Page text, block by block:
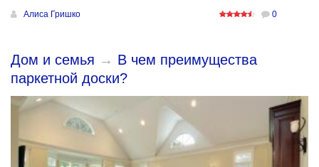
Алиса Гришко 0
Дом и семья → В чем преимущества
паркетной доски?